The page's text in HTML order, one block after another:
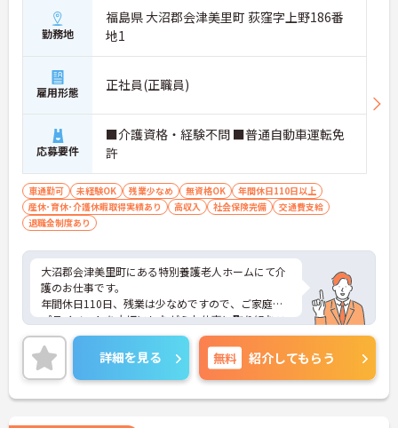
勤務地
福島県 大沼郡会津美里町 荻窪字上野186番
地1
雇用形態 正社員(正職員)
応募要件
■介護資格・経験不問 ■普通自動車運転免
許
車通勤可 未経験OK 残業少なめ 無資格OK
年間休日110日以上
産休･育休･介護休暇取得実績あり
高収入 社会保険完備
交通費支給
退職金制度あり
大沼郡会津美里町にある特別養護老人ホームにて介
護のお仕事です。
年間休日110日、残業は少なめですので、ご家庭や
プライベートを大切にしながらお仕事に取り組むこ
とができます。
ご興味がある方は是非一度マイナビまでお問い合わ
せください。さらに詳細などお伝えします！
詳細を見る 無料 紹介してもらう